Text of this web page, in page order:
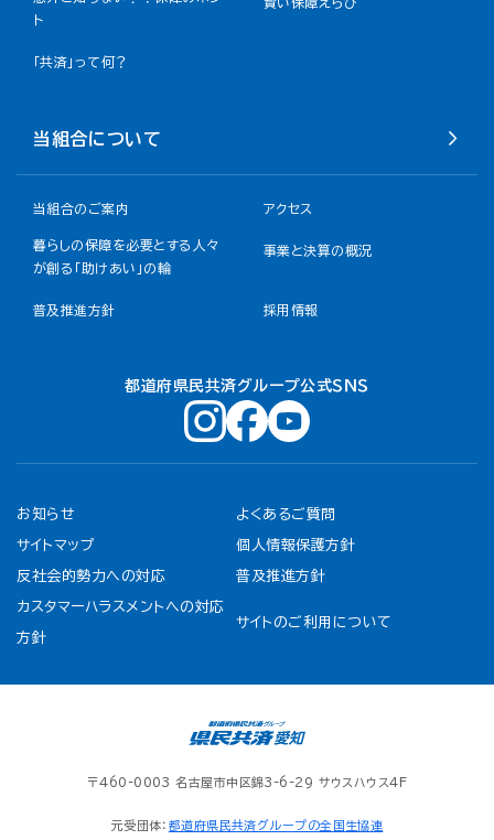
ト
「共済」って何？
当組合について
当組合のご案内 アクセス
暮らしの保障を必要とする人々
が創る「助けあい」の輪
事業と決算の概況
普及推進方針 採用情報
都道府県民共済グループ公式ＳＮＳ
お知らせ よくあるご質問
サイトマップ 個人情報保護方針
反社会的勢力への対応 普及推進方針
カスタマーハラスメントへの対応
方針
サイトのご利用について
〒460-0003 名古屋市中区錦3-6-29 サウスハウス4F
元受団体： 都道府県民共済グループの全国生協連